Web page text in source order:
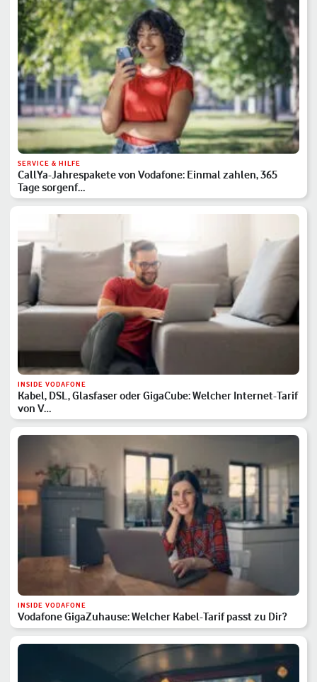
SERVICE & HILFE
CallYa-Jahrespakete von Vodafone: Einmal zahlen, 365
Tage sorgenf…
INSIDE VODAFONE
Kabel, DSL, Glasfaser oder GigaCube: Welcher Internet-Tarif
von V…
INSIDE VODAFONE
Vodafone GigaZuhause: Welcher Kabel-Tarif passt zu Dir?